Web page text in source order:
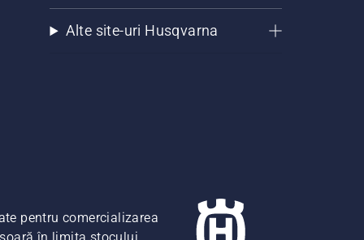
Alte site-uri Husqvarna
pentru comercializarea